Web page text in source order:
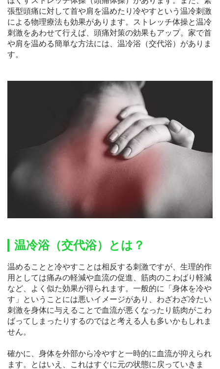
張型頭痛に対して首や肩を温めたり冷やすという温冷刺激
による物理療法も効果があります。ストレッチ体操と温冷
刺激をあわせて行えば、頭痛対策の効果もアップ。家で首
や肩を温める簡単な方法には、温冷浴（交代浴）がありま
す。
温冷浴（交代浴）とは？
温めることと冷やすことは相反する刺激ですが、生理的作
用としては痛みの軽減や血流の促進、筋肉のこわばり軽減
など、よく似た効果が得られます。一般的に「身体を冷や
す」ということには悪いイメージがあり、わざわざ冷たい
刺激を身体に与えることで血流が悪くなったり筋肉がこわ
ばってしまったりするのではと考える人も多いかもしれま
せん。
確かに、身体を外部から冷やすと一時的に血流が抑えられ
ます。とはいえ、これはすぐに元の状態に戻っていきま